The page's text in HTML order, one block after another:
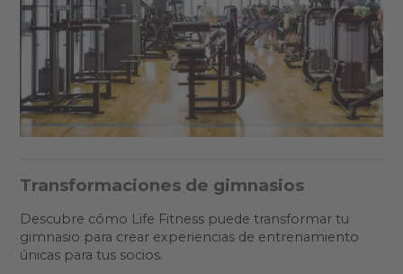
Transformaciones de gimnasios
Descubre cómo Life Fitness puede transformar tu
gimnasio para crear experiencias de entrenamiento
únicas para tus socios.